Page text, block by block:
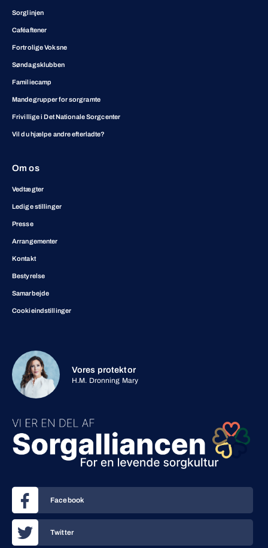
Sorglinjen
Caféaftener
Fortrolige Voksne
Søndagsklubben
Familiecamp
Mandegrupper for sorgramte
Frivillige i Det Nationale Sorgcenter
Vil du hjælpe andre efterladte?
Om os
Vedtægter
Ledige stillinger
Presse
Arrangementer
Kontakt
Bestyrelse
Samarbejde
Cookieindstillinger
Vores protektor
H.M. Dronning Mary
Facebook
Twitter